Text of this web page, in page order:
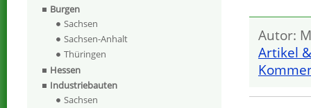
Autor:
Artikel
Burgen
Sachsen
Sachsen-Anhalt
Thüringen
Hessen
Industriebauten
Sachsen